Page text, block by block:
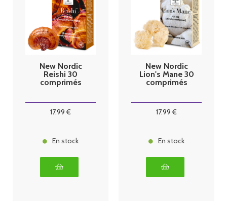
New Nordic
Reishi 30
comprimés
17.99 €
En stock
New Nordic
Lion's Mane 30
comprimés
17.99 €
En stock